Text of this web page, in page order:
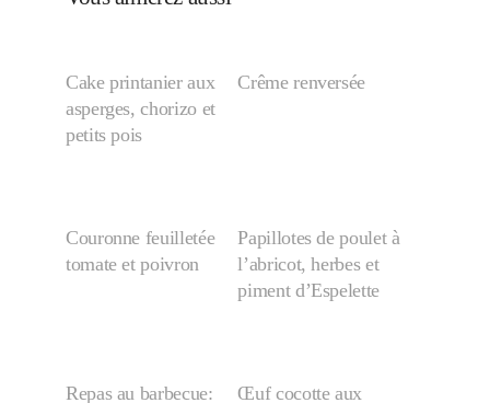
Cake printanier aux
asperges, chorizo et
petits pois
Crême renversée
Couronne feuilletée
tomate et poivron
Papillotes de poulet à
l’abricot, herbes et
piment d’Espelette
Repas au barbecue:
Œuf cocotte aux